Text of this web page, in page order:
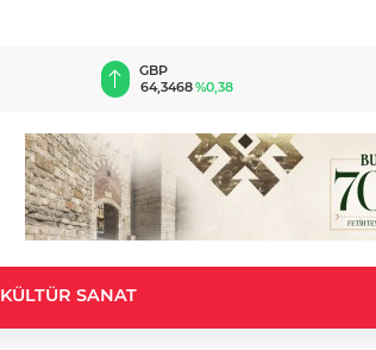
GBP
64,3468%0,38
KÜLTÜR SANAT